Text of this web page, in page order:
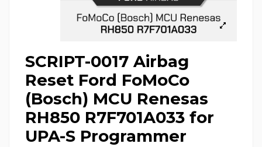
SCRIPT-0017 Airbag
Reset Ford FoMoCo
(Bosch) MCU Renesas
RH850 R7F701A033 for
UPA-S Programmer